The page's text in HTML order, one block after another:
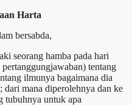
Harta
bersabda,
seorang hamba pada hari
tentang
ilmunya bagaimana dia
dari mana diperolehnya dan ke
tubuhnya untuk apa